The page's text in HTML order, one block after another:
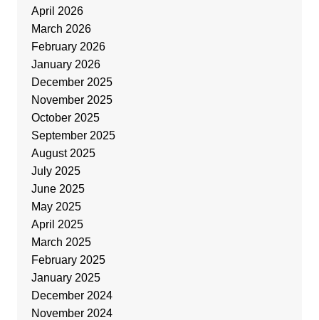
April 2026
March 2026
February 2026
January 2026
December 2025
November 2025
October 2025
September 2025
August 2025
July 2025
June 2025
May 2025
April 2025
March 2025
February 2025
January 2025
December 2024
November 2024